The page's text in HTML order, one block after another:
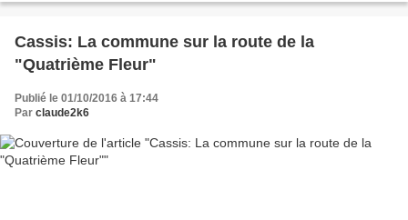
Cassis: La commune sur la route de la
"Quatrième Fleur"
Publié le 01/10/2016 à 17:44
Par claude2k6